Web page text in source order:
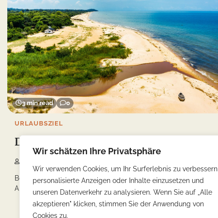
Wir schätzen Ihre Privatsphäre
Wir verwenden Cookies, um Ihr Surferlebnis zu
personalisierte Anzeigen oder Inhalte einzusetzen und
unseren Datenverkehr zu analysieren. Wenn Sie auf „Alle
akzeptieren" klicken, stimmen Sie der Anwendung von
Cookies zu.
3 min read 0
URLAUBSZIEL
Die Anreise nach Malawi
Bevor Sie Ihre Reise nach Malawi antreten, müssen Sie Ihre
Anreise planen. Der internationale Flughafen […]